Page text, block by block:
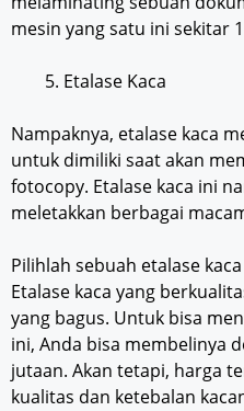
mesin yang satu ini sekitar
Etalase Kaca
Nampaknya, etalase kaca
untuk dimiliki saat akan
fotocopy. Etalase kaca ini
meletakkan berbagai
Pilihlah sebuah etalase
Etalase kaca yang
yang bagus. Untuk bisa
ini, Anda bisa membelinya
jutaan. Akan tetapi, harga
kualitas dan ketebalan